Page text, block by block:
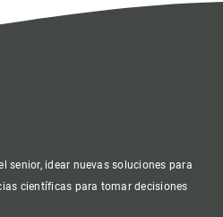
senior, idear nuevas soluciones para
científicas para tomar decisiones